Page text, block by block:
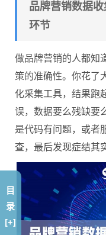
品牌营销数据
环节
做品牌营销的人都知
策的准确性。你花了
化采集工具，结果
误，数据要么残缺要
是代码有问题，或者
查，最后发现症结其
目
录
[+]